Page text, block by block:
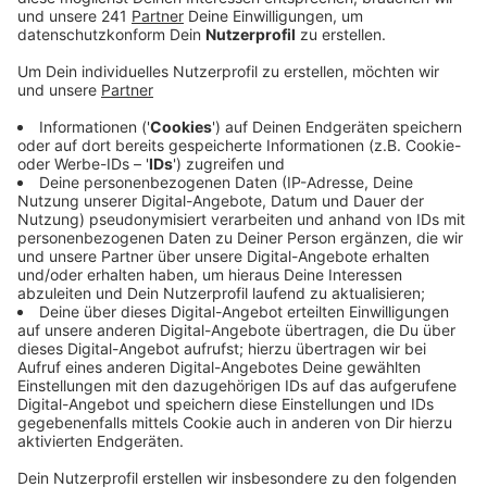
oder Kyrill seien nicht entstanden. Trotzdem gilt
es für Waldbesucher vorsichtig zu sein.
Veröffentlicht:Mittwoch, 12.02.2020 06:13
Anzeige
Es können immer noch Äste herabstürzen oder
einzelne Bäume umkippen, sagt das Forstamt. Man
habe aus Sicherheitsgründen noch nicht alle
potentiellen Gefahrenstellen überprüft. Auch wenn die
Schäden noch nicht abschließend aufgenommen sind,
zeigt sich bereits, dass sie sehr gering ausfallen. Die
Befürchtungen im Vorfeld haben sich glücklicherweise
nicht bestätigt, so ein Sprecher.
Diesmal seien vor allem Laubbäume betroffen. Hier